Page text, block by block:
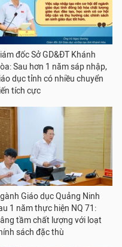
đốc Sở GD&ĐT Khánh
Sau hơn 1 năm sáp nhập,
dục tỉnh có nhiều chuyển
tích cực
Giáo dục Quảng Ninh
1 năm thực hiện NQ 71:
tầm chất lượng với loạt
sách đặc thù